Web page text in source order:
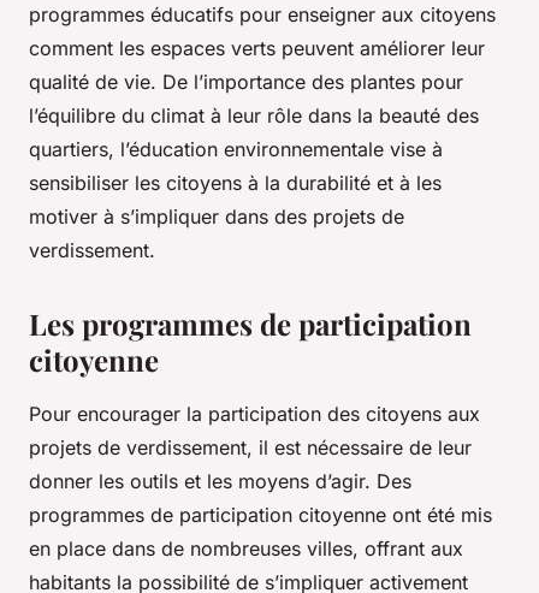
programmes éducatifs pour enseigner aux citoyens
comment les espaces verts peuvent améliorer leur
qualité de vie. De l’importance des plantes pour
l’équilibre du climat à leur rôle dans la beauté des
quartiers, l’éducation environnementale vise à
sensibiliser les citoyens à la durabilité et à les
motiver à s’impliquer dans des projets de
verdissement.
Les programmes de participation
citoyenne
Pour encourager la participation des citoyens aux
projets de verdissement, il est nécessaire de leur
donner les outils et les moyens d’agir. Des
programmes de participation citoyenne ont été mis
en place dans de nombreuses villes, offrant aux
habitants la possibilité de s’impliquer activement